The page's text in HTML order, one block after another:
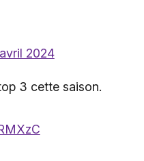
2024
3 cette saison.